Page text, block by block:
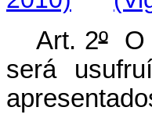
Art. 2ºO
será